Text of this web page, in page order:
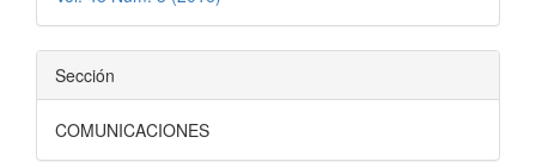
Sección
COMUNICACIONES